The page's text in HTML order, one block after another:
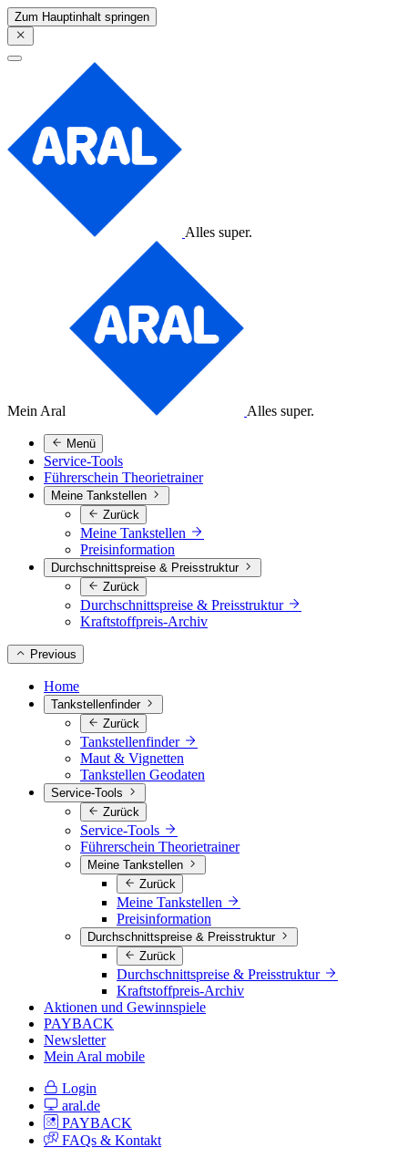
Zum Hauptinhalt springen
Alles super.
Mein Aral Alles super.
Menü
Service-Tools
Führerschein Theorietrainer
Meine Tankstellen
Zurück
Meine Tankstellen
Preisinformation
Durchschnittspreise & Preisstruktur
Zurück
Durchschnittspreise & Preisstruktur
Kraftstoffpreis-Archiv
Previous
Home
Tankstellenfinder
Zurück
Tankstellenfinder
Maut & Vignetten
Tankstellen Geodaten
Service-Tools
Zurück
Service-Tools
Führerschein Theorietrainer
Meine Tankstellen
Zurück
Meine Tankstellen
Preisinformation
Durchschnittspreise & Preisstruktur
Zurück
Durchschnittspreise & Preisstruktur
Kraftstoffpreis-Archiv
Aktionen und Gewinnspiele
PAYBACK
Newsletter
Mein Aral mobile
Login
aral.de
PAYBACK
FAQs & Kontakt